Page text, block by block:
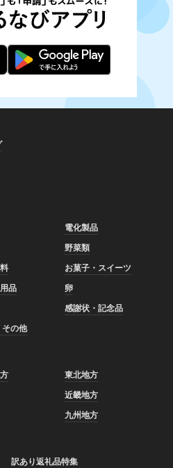
電化製品
野菜類
お菓子・スイーツ
品
卵
感謝状・記念品
その他
東北地方
近畿地方
九州地方
訳あり返礼品特集